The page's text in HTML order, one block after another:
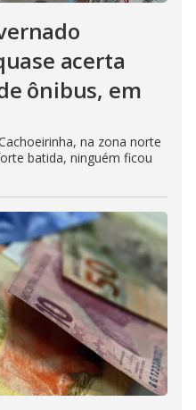
acerta
ônibus, em
na zona norte
batida, ninguém ficou